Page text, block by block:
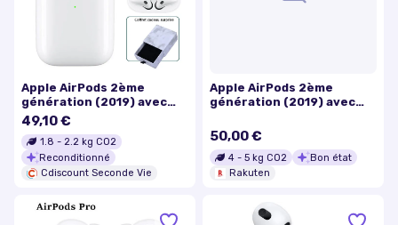
Apple AirPods 2ème
génération (2019) avec
boîtier de charge
Écouteurs Sans fil
49,10 €
1.8 - 2.2 kg CO2
Reconditionné
Cdiscount Seconde Vie
Apple AirPods 2ème
génération (2019) avec
50,00 €
4 - 5 kg CO2
Bon état
Rakuten